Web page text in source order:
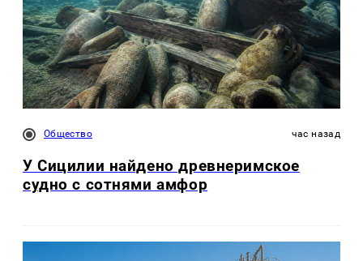
Общество час назад
У Сицилии найдено древнеримское
судно с сотнями амфор